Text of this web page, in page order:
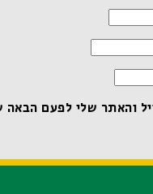
והאתר שלי לפעם הבאה